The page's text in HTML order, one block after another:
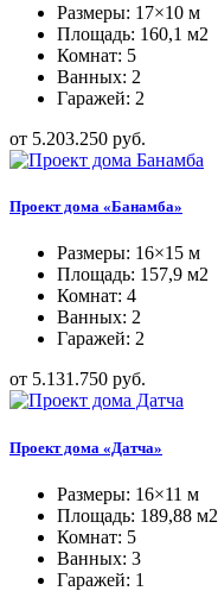
Размеры: 17×10 м
Площадь: 160,1 м2
Комнат: 5
Ванных: 2
Гаражей: 2
от 5.203.250 руб.
Проект дома «Банамба»
Размеры: 16×15 м
Площадь: 157,9 м2
Комнат: 4
Ванных: 2
Гаражей: 2
от 5.131.750 руб.
Проект дома «Датча»
Размеры: 16×11 м
Площадь: 189,88 м2
Комнат: 5
Ванных: 3
Гаражей: 1